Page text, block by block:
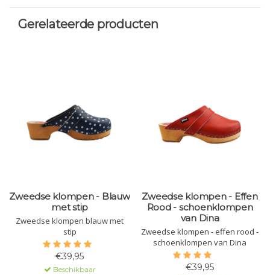
Gerelateerde producten
Zweedse klompen - Blauw
met stip
Zweedse klompen blauw met
stip
€39,95
Beschikbaar
Zweedse klompen - Effen
Rood - schoenklompen
van Dina
Zweedse klompen - effen rood -
schoenklompen van Dina
€39,95